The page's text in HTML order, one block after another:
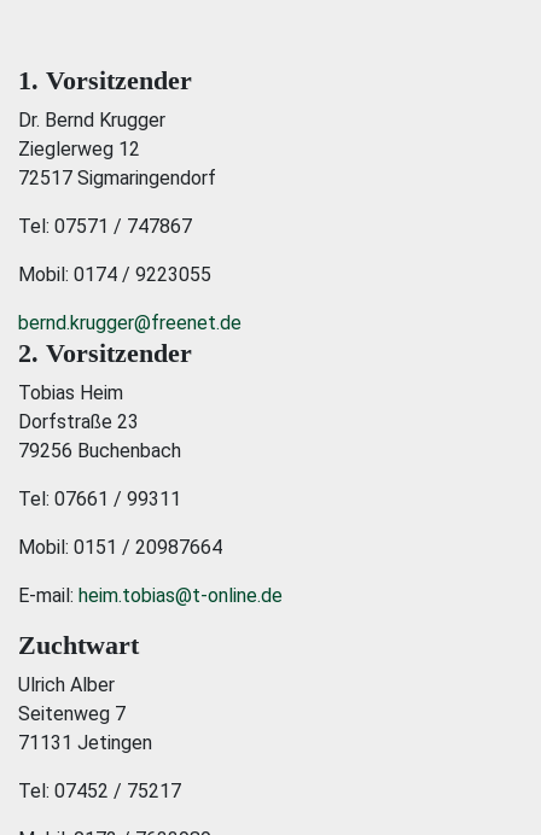
1. Vorsitzender
Dr. Bernd Krugger
Zieglerweg 12
72517 Sigmaringendorf
Tel: 07571 / 747867
Mobil: 0174 / 9223055
bernd.krugger@freenet.de
2. Vorsitzender
Tobias Heim
Dorfstraße 23
79256 Buchenbach
Tel: 07661 / 99311
Mobil: 0151 / 20987664
E-mail: heim.tobias@t-online.de
Zuchtwart
Ulrich Alber
Seitenweg 7
71131 Jetingen
Tel: 07452 / 75217